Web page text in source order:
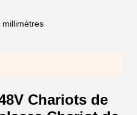
millimètres
Chariots de